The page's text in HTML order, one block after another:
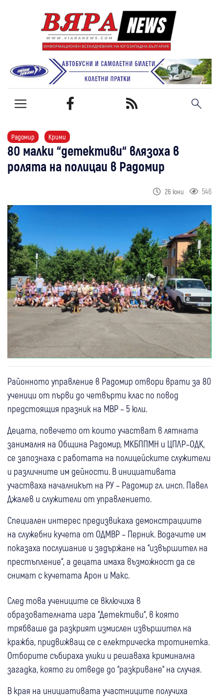
Радомир Крими
80 малки “детективи“ влязоха в
ролята на полицаи в Радомир
26 юни 546
Районното управление в Радомир отвори врати за 80
ученици от първи до четвърти клас по повод
предстоящия празник на МВР – 5 юли.
Децата, повечето от които участват в лятната
занималня на Община Радомир, МКБППМН и ЦПЛР–ОДК,
се запознаха с работата на полицейските служители
и различните им дейности. В инициативата
участваха началникът на РУ – Радомир гл. инсп. Павел
Джалев и служители от управлението.
Специален интерес предизвикаха демонстрациите
на служебни кучета от ОДМВР – Перник. Водачите им
показаха послушание и задържане на “извършител на
престъпление“, а децата имаха възможност да се
снимат с кучетата Арон и Макс.
След това учениците се включиха в
образователната игра “Детективи“, в която
трябваше да разкрият измислен извършител на
кражба, придвижващ се с електрическа тротинетка.
Отборите събираха улики и решаваха криминална
загадка, която ги отведе до “разкриване“ на случая.
В края на инициативата участниците получиха